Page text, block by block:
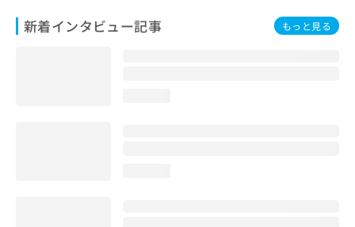
新着インタビュー記事 もっと見る